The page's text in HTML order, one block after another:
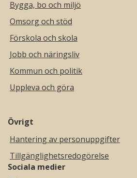
Bygga, bo och miljö
Omsorg och stöd
Förskola och skola
Jobb och näringsliv
Kommun och politik
Uppleva och göra
Övrigt
Hantering av personuppgifter
Tillgänglighetsredogörelse
Sociala medier